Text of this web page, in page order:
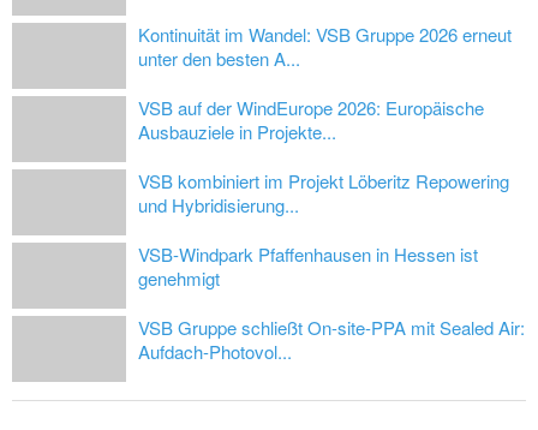
Kontinuität im Wandel: VSB Gruppe 2026 erneut
unter den besten A...
VSB auf der WindEurope 2026: Europäische
Ausbauziele in Projekte...
VSB kombiniert im Projekt Löberitz Repowering
und Hybridisierung...
VSB-Windpark Pfaffenhausen in Hessen ist
genehmigt
VSB Gruppe schließt On-site-PPA mit Sealed Air:
Aufdach-Photovol...